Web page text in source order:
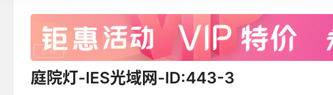
广告
庭院灯-IES光域网-ID:443-3